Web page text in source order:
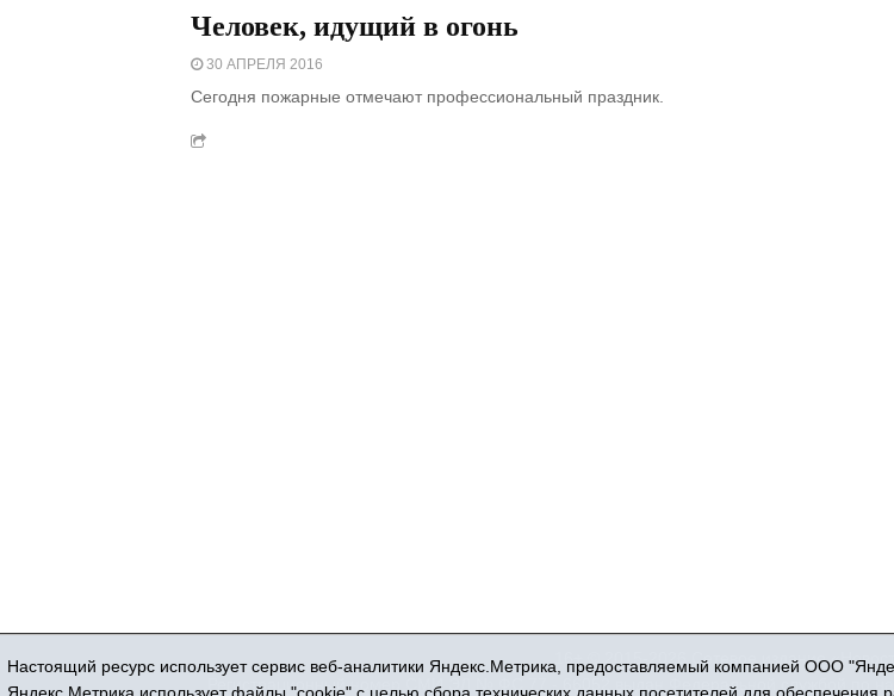
Человек, идущий в огонь
30 АПРЕЛЯ 2016
Сегодня пожарные отмечают профессиональный праздник.
16+ © 2015-2026 Сетевое издание
Регистрационный номер СМИ ЭЛ № ФС 77 - 66052 выдан Федеральной службой по
Настоящий ресурс использует сервис веб-аналитики Яндекс.Метрика, предоставляемый компанией ООО